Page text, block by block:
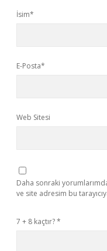
İsim*
E-Posta*
Web Sitesi
Daha sonraki
ve site adresim bu
7 + 8 kaçtır?*